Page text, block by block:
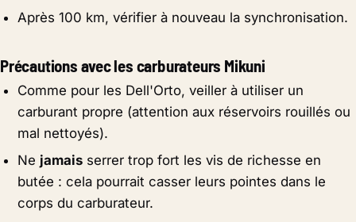
Après 100 km, vérifier à nouveau la synchronisation.
Précautions avec les carburateurs Mikuni
Comme pour les Dell'Orto, veiller à utiliser un
carburant propre (attention aux réservoirs rouillés ou
mal nettoyés).
Ne jamaisserrer trop fort les vis de richesse en
butée : cela pourrait casser leurs pointes dans le
corps du carburateur.